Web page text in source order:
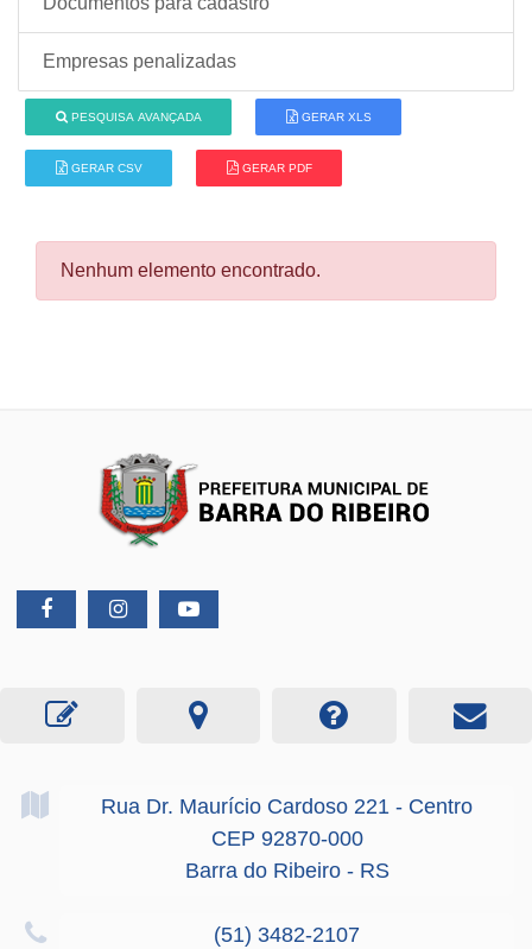
Empresas penalizadas
PESQUISA AVANÇADA GERAR XLS
GERAR CSV GERAR PDF
Nenhum elemento encontrado.
Rua Dr. Maurício Cardoso 221 - Centro
CEP 92870-000
Barra do Ribeiro - RS
(51) 3482-2107